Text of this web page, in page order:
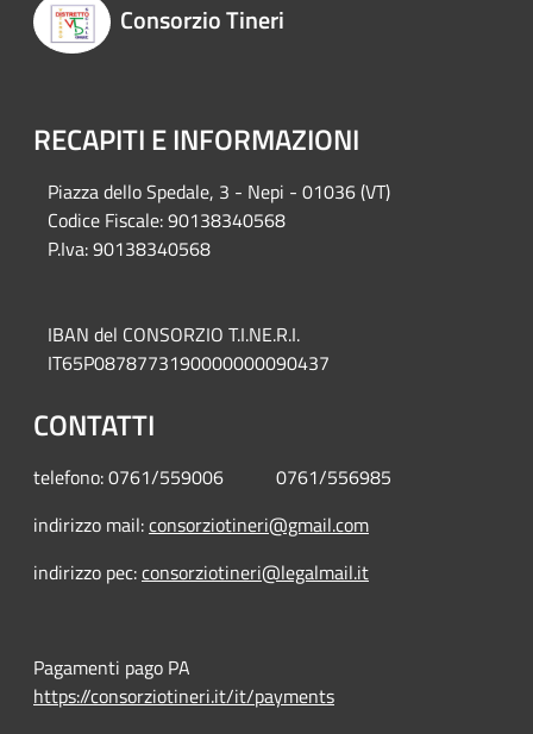
Consorzio Tineri
RECAPITI E INFORMAZIONI
Piazza dello Spedale, 3 - Nepi - 01036 (VT)
Codice Fiscale: 90138340568
P.Iva: 90138340568
IBAN del CONSORZIO T.I.NE.R.I.
IT65P0878773190000000090437
CONTATTI
telefono: 0761/559006 0761/556985
indirizzo mail:consorziotineri@gmail.com
indirizzo pec:consorziotineri@legalmail.it
Pagamenti pago PA
https://consorziotineri.it/it/payments